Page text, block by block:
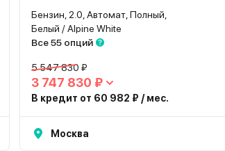
Бензин, 2.0, Автомат, Полный,
Белый / Alpine White
Все 55 опций
5 547 830 ₽
3 747 830 ₽
В кредит от 60 982 ₽ / мес.
Москва